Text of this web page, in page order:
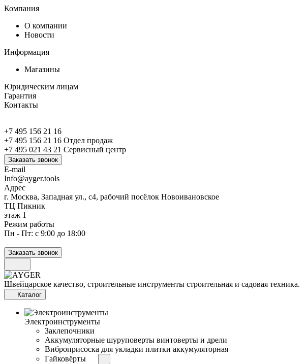
Компания
О компании
Новости
Информация
Магазины
Юридическим лицам
Гарантия
Контакты
+7 495 156 21 16
+7 495 156 21 16 Отдел продаж
+7 495 021 43 21 Cервисный центр
Заказать звонок
E-mail
Info@ayger.tools
Адрес
г. Москва, Западная ул., с4, рабочий посёлок Новоивановское
ТЦ Пикник
этаж 1
Режим работы
Пн - Пт: с 9:00 до 18:00
Заказать звонок
Швейцарское качество, строительные инструменты строительная и садовая техника.
Каталог
Электроинструменты
Заклепочники
Аккумуляторные шуруповерты винтоверты и дрели
Виброприсоска для укладки плитки аккумуляторная
Гайковёрты